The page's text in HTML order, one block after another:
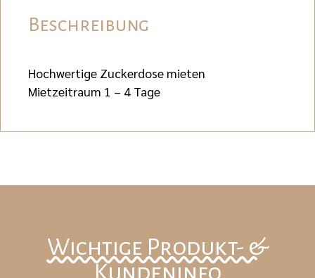
Beschreibung
Hochwertige Zuckerdose mieten
Mietzeitraum 1 – 4 Tage
Wichtige Produkt- &
Kundeninfo